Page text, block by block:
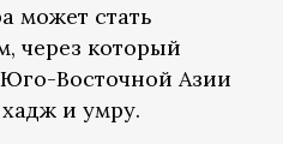
может стать
через который
Восточной Азии
хадж и умру.